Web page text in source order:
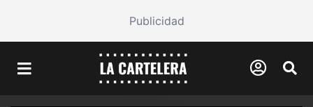
Publicidad